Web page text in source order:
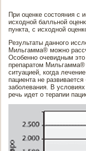
При оценке состояния
исходной балльной
пункта, с исходной
Результаты данного
Мильгамма® можно
Особенно очевидным это
препаратом Мильгамма®
ситуацией, когда
пациента не
заболевания. В
речь идет о терапии